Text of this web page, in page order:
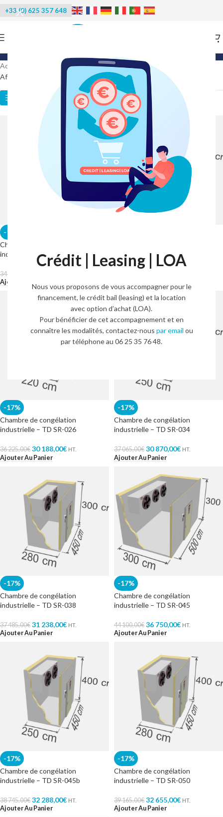
Crédit | Leasing | LOA
Nous vous proposons de vous accompagner pour le
financement, le crédit bail (leasing) et la location
avec option d’achat (LOA).
Pour bénéficier de cet accompagnement et en
connaître les modalités, contactez-nous par email ou
par téléphone au 06 25 35 76 48.
+33 (0) 625 357 648
Categories
Accueil
Produits identifiés “congélation”
Affichage de 31–60 sur 94 résultats
Catégories des produits
-17%
Chambre de congélation
industrielle – TD SR-016
34 755,00
Ajouter Au Panier
industrielle – TD SR-018
-17%
Chambre de congélation
industrielle – TD SR-026
36 225,00€ 30 188,00€ HT.
Ajouter Au Panier
-17%
Chambre de congélation
industrielle – TD SR-034
37 065,00€ 30 870,00€ HT.
Ajouter Au Panier
-17%
Chambre de congélation
industrielle – TD SR-038
37 485,00€ 31 238,00€ HT.
Ajouter Au Panier
-17%
Chambre de congélation
industrielle – TD SR-045
44 100,00€ 36 750,00€ HT.
Ajouter Au Panier
-17%
Chambre de congélation
industrielle – TD SR-045b
38 745,00€ 32 288,00€ HT.
Ajouter Au Panier
-17%
Chambre de congélation
industrielle – TD SR-050
39 165,00€ 32 655,00€ HT.
Ajouter Au Panier